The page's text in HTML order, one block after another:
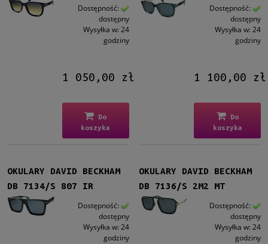
Dostępność:
dostępny
Wysyłka w: 24
godziny
1 050,00 zł
Do
koszyka
Dostępność:
dostępny
Wysyłka w: 24
godziny
1 100,00 zł
Do
koszyka
OKULARY DAVID BECKHAM
DB 7134/S 807 IR
Dostępność:
dostępny
Wysyłka w: 24
godziny
OKULARY DAVID BECKHAM
DB 7136/S 2M2 MT
Dostępność:
dostępny
Wysyłka w: 24
godziny